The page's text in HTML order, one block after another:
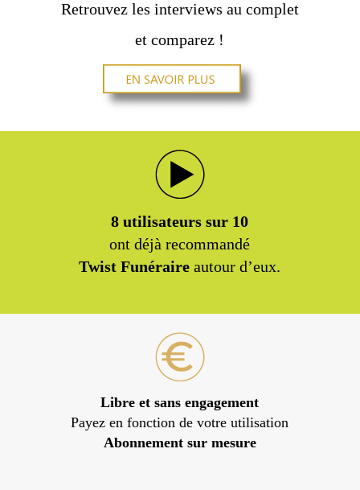
Retrouvez les interviews au complet
et comparez !
8 utilisateurs sur 10
ont déjà recommandé
Twist Funéraire autour d’eux.
Libre et sans engagement
Payez en fonction de votre utilisation
Abonnement sur mesure